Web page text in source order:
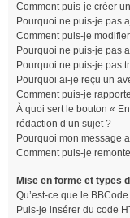
Comment puis-je créer
Pourquoi ne puis-je pas
Comment puis-je
Pourquoi ne puis-je pas
Pourquoi ne puis-je pas
Pourquoi ai-je reçu un
Comment puis-je
À quoi sert le bouton «
rédaction d’un sujet ?
Pourquoi mon message
Comment puis-je
Mise en forme et types
Qu’est-ce que le
Puis-je insérer du code